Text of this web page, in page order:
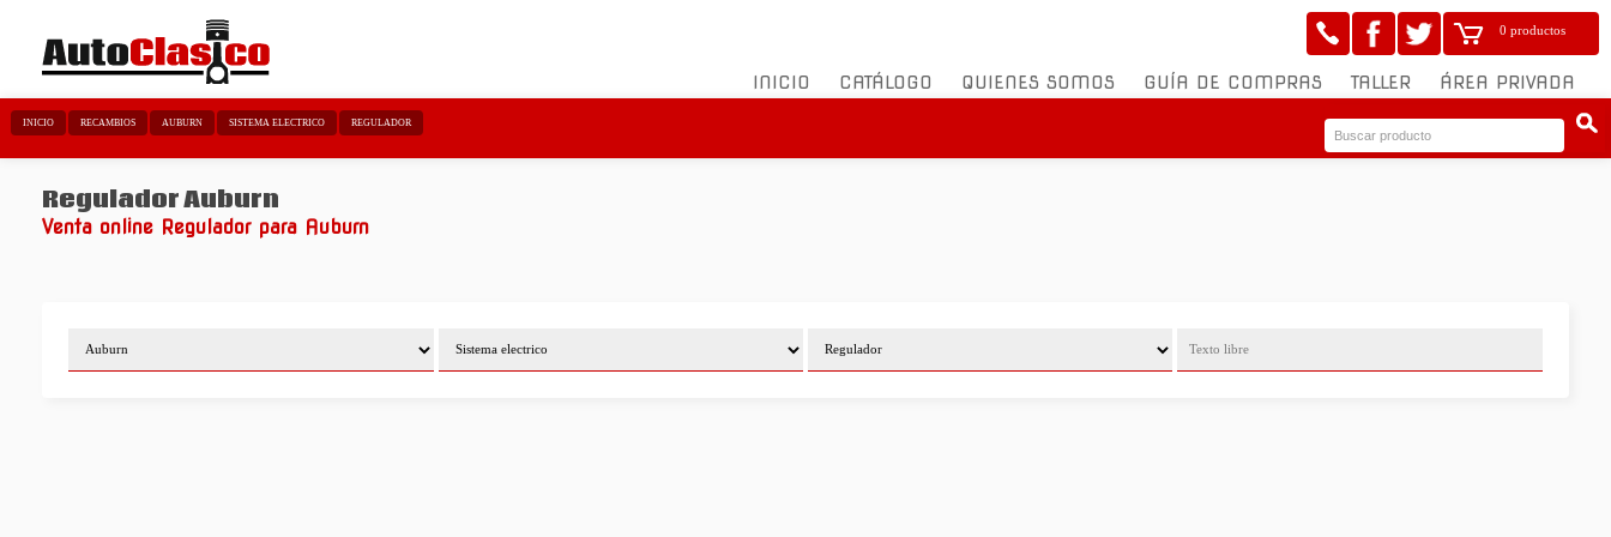
0 productos
INICIO CATÁLOGO QUIENES SOMOS GUÍA DE COMPRAS TALLER ÁREA PRIVADA
INICIO RECAMBIOS AUBURN SISTEMA ELECTRICO REGULADOR
Regulador Auburn
Venta online Regulador para Auburn